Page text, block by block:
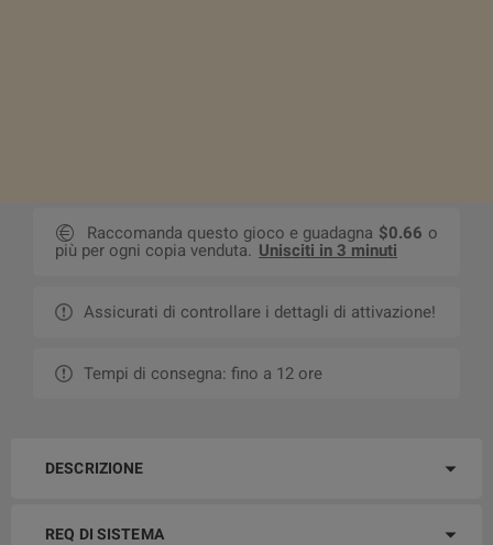
Raccomanda questo gioco e guadagna $0.66 o
più per ogni copia venduta. Unisciti in 3 minuti
Assicurati di controllare i dettagli di attivazione!
Tempi di consegna: fino a 12 ore
DESCRIZIONE
REQ DI SISTEMA